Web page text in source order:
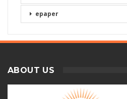
epaper
ABOUT US